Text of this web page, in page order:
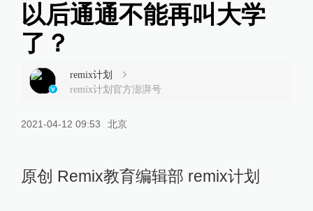
以后通通不能再叫大学
了？
remix计划
remix计划官方澎湃号
2021-04-12 09:53 北京
原创 Remix教育编辑部 remix计划